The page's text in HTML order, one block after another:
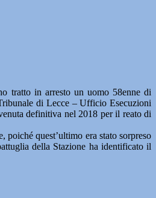
tratto in arresto un uomo 58enne di
di Lecce – Ufficio Esecuzioni
definitiva nel 2018 per il reato di
poiché quest’ultimo era stato sorpreso
della Stazione ha identificato il